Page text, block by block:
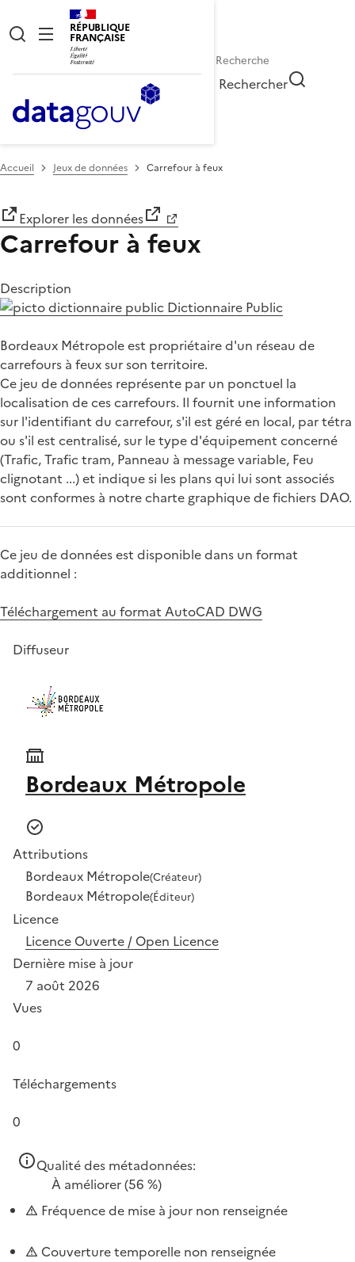
RÉPUBLIQUE
FRANÇAISE
Rechercher
Accueil Jeux de données Carrefour à feux
Explorer les données
Carrefour à feux
Description
Dictionnaire Public
Bordeaux Métropole est propriétaire d'un réseau de
carrefours à feux sur son territoire.
Ce jeu de données représente par un ponctuel la
localisation de ces carrefours. Il fournit une information
sur l'identifiant du carrefour, s'il est géré en local, par tétra
ou s'il est centralisé, sur le type d'équipement concerné
(Trafic, Trafic tram, Panneau à message variable, Feu
clignotant ...) et indique si les plans qui lui sont associés
sont conformes à notre charte graphique de fichiers DAO.
Ce jeu de données est disponible dans un format
additionnel :
Téléchargement au format AutoCAD DWG
Diffuseur
Bordeaux Métropole
Attributions
Bordeaux Métropole(Créateur)
Bordeaux Métropole(Éditeur)
Licence
Licence Ouverte / Open Licence
Dernière mise à jour
7 août 2026
Vues
0
Téléchargements
0
Qualité des métadonnées:
À améliorer(56 %)
Fréquence de mise à jour non renseignée
Couverture temporelle non renseignée